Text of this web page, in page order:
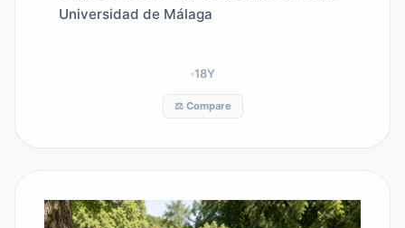
para un Desarrollo Sostenible:
Universidad de Málaga
18Y
⚖️ Compare